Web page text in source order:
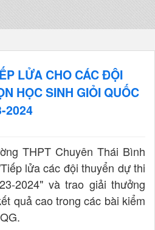
LỬA CHO CÁC ĐỘI
HỌC SINH GIỎI QUỐC
2024
THPT Chuyên Thái Bình
lửa các đội thuyển dự thi
2024" và trao giải thưởng
quả cao trong các bài kiểm